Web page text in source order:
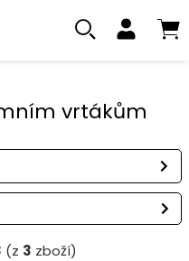
vrtákům
(z 3 zboží)